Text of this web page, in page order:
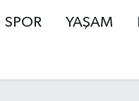
SPOR YAŞAM